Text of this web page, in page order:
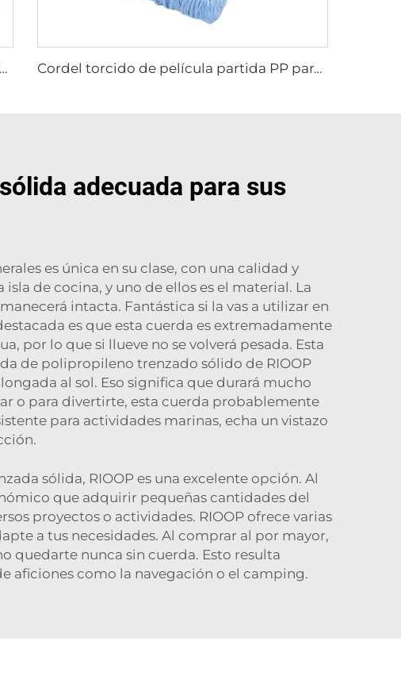
MULTIFILAMENTO RETORCIDA Cordel torcido de película partida PP para atar pacas
adecuada para sus
es única en su clase, con una calidad y
de cocina, y uno de ellos es el material. La
intacta. Fantástica si la vas a utilizar en
es que esta cuerda es extremadamente
por lo que si llueve no se volverá pesada. Esta
de polipropileno trenzado sólido de RIOOP
al sol. Eso significa que durará mucho
o para divertirte, esta cuerda probablemente
para actividades marinas, echa un vistazo
sólida, RIOOP es una excelente opción. Al
que adquirir pequeñas cantidades del
proyectos o actividades. RIOOP ofrece varias
a tus necesidades. Al comprar al por mayor,
quedarte nunca sin cuerda. Esto resulta
aficiones como la navegación o el camping.